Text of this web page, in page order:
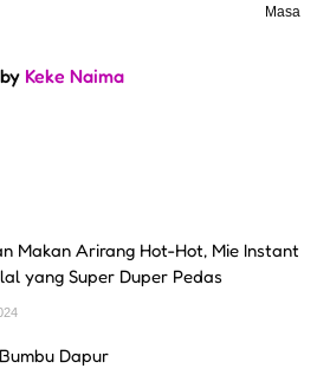
Masa
Keke Naima
Makan Arirang Hot-Hot, Mie Instant
yang Super Duper Pedas
Dapur